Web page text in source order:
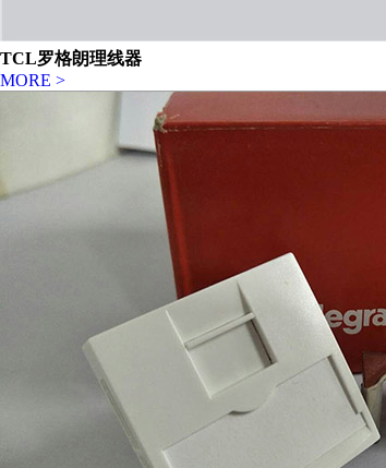
TCL罗格朗理线器
MORE >